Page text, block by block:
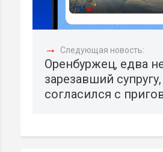
→ Следующая новость:
Оренбуржец, едва
зарезавший
согласился с